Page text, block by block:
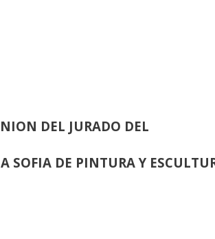
DEL JURADO DEL
SOFIA DE PINTURA Y